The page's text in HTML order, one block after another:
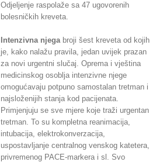
Odjeljenje raspolaže sa 47 ugovorenih
bolesničkih kreveta.
Intenzivna njegabroji šest kreveta od kojih
je, kako nalažu pravila, jedan uvijek prazan
za novi urgentni slučaj. Oprema i vještina
medicinskog osoblja intenzivne njege
omogućavaju potpuno samostalan tretman i
najsloženijih stanja kod pacijenata.
Primjenjuju se sve mjere koje traži urgentan
tretman. To su kompletna reanimacija,
intubacija, elektrokonverzacija,
uspostavljanje centralnog venskog katetera,
privremenog PACE-markera i sl. Svo